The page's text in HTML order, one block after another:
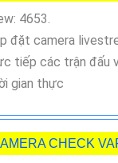
4653.
đặt camera
tiếp các trận đấu
gian thực
CHECK